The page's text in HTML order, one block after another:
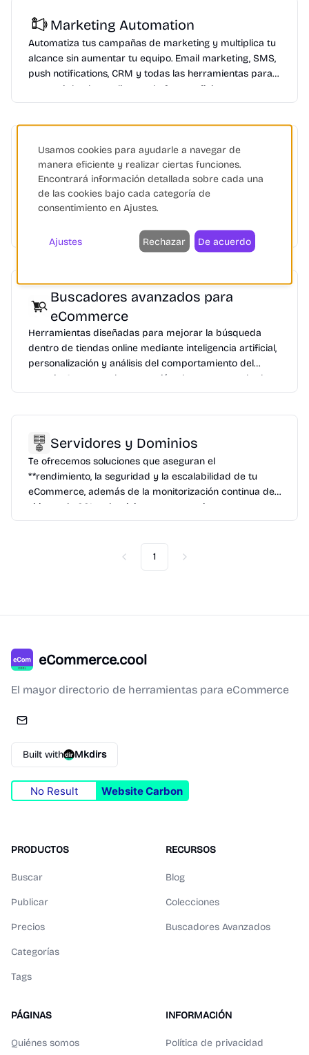
Marketing Automation
Automatiza tus campañas de marketing y multiplica tu
alcance sin aumentar tu equipo. Email marketing, SMS,
push notifications, CRM y todas las herramientas para
convertir leads en clientes de forma eficiente.
Herramientas de IA para
eCommerce
Las mejores herramientas de Inteligencia Artificial
aplicadas al eCommerce. Desde generación de
personalización avanzada y análisis predictivo para
aumentar tus ventas.
Buscadores avanzados para
eCommerce
Herramientas diseñadas para mejorar la búsqueda
dentro de tiendas online mediante inteligencia artificial,
personalización y análisis del comportamiento del
usuario. Aumentan la conversión al mostrar resultados
relevantes, rápidos y adaptados a cada cliente.
Servidores y Dominios
Te ofrecemos soluciones que aseguran el
**rendimiento, la seguridad y la escalabilidad de tu
eCommerce, además de la monitorización continua de
sitios web, SSL y dominios para garantizar su
disponibilidad constante.
Previous
1 Next
eCommerce.cool
El mayor directorio de herramientas para eCommerce
Built with Mkdirs
No Result Website Carbon
PRODUCTOS
Buscar
Publicar
Precios
Categorías
Tags
RECURSOS
Blog
Colecciones
Buscadores Avanzados
PÁGINAS
Quiénes somos
INFORMACIÓN
Política de privacidad
Usamos cookies para ayudarle a navegar de
manera eficiente y realizar ciertas funciones.
Encontrará información detallada sobre cada una
de las cookies bajo cada categoría de
consentimiento en Ajustes.
Ajustes Rechazar De acuerdo